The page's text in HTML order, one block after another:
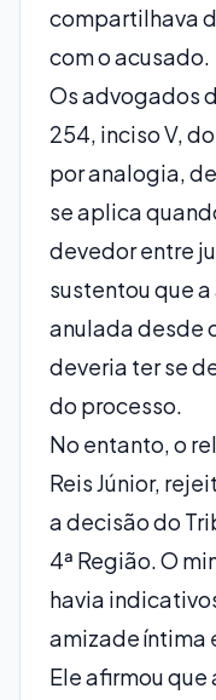
compartilhava
com o acusado.
Os advogados
254, inciso V,
por analogia,
se aplica
devedor entre
sustentou que
anulada desde
deveria ter se
do processo.
No entanto, o
Reis Júnior,
a decisão do
4ª Região. O
havia
amizade íntima
Ele afirmou que